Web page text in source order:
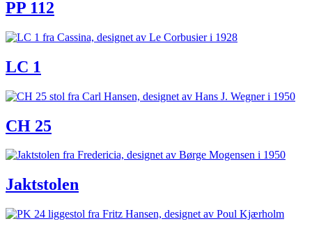
PP 112
LC 1
CH 25
Jaktstolen